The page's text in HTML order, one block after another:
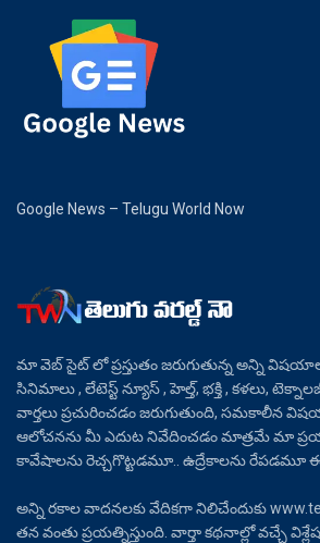
Google News – Telugu World Now
మా వెబ్ సైట్ లో ప్రస్తుతం జరుగుతున్న అన్ని
సినిమాలు , లేటెస్ట్ న్యూస్ , హెల్త్, భక్తి , కళలు,
వార్తలు ప్రచురించడం జరుగుతుంది, సమకాలీన
ఆలోచనను మీ ఎదుట నివేదించడం మాత్రమే మా
కావేషాలను రెచ్చగొట్టడమూ.. ఉద్రేకాలను రేపడమూ ఈ
అన్ని రకాల వాదనలకు వేదికగా నిలిచేందుకు
తన వంతు ప్రయత్నిస్తుంది. వార్తా కథనాల్లో వచ్చే